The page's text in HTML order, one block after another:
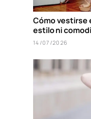
Cómo vestirse
estilo ni
14/07/2026